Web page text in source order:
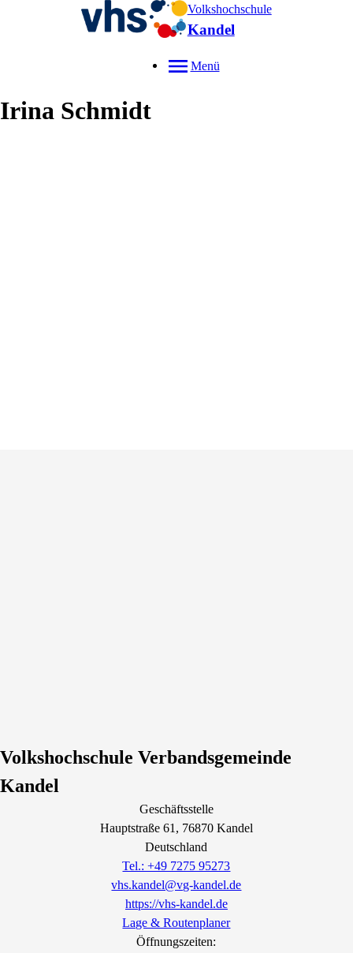
Volkshochschule
Kandel
Menü
Irina Schmidt
Volkshochschule Verbandsgemeinde
Kandel
Geschäftsstelle
Hauptstraße61 , 76870 Kandel
Deutschland
Tel.: +49 7275 95273
vhs.kandel@vg-kandel.de
https://vhs-kandel.de
Lage & Routenplaner
Öffnungszeiten: